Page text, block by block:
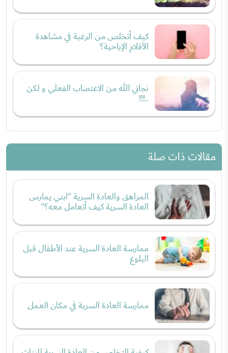
كيف أتخلص من الرغبة في مشاهدة
الأفلام الإباحية؟
نجاني الله من الاغتصاب الفعلي و لكن
..!!!
مقالات ذات صلة
المراهق والعادة السرية "ابني يمارس
العادة السرية كيف أتعامل معه؟"
ممارسة العادة السرية عند الأطفال قبل
البلوغ
ممارسة العادة السرية في مكان العمل